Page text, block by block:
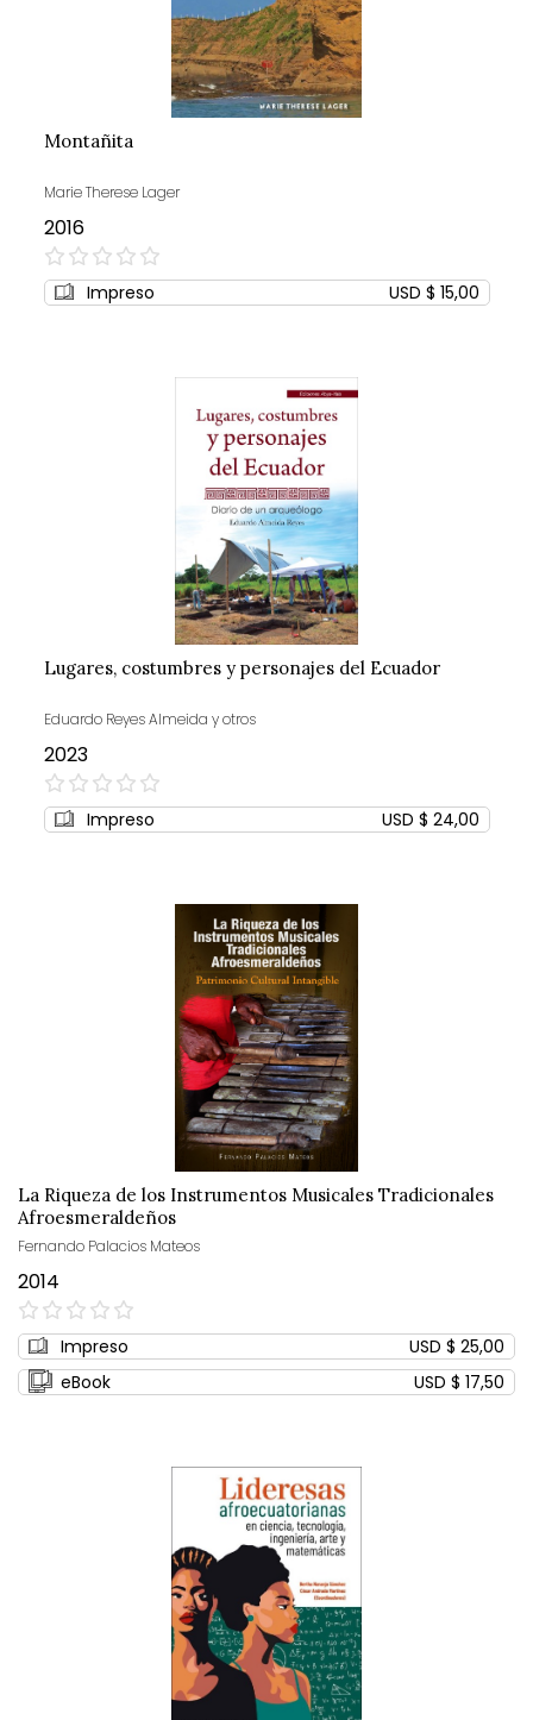
Montañita
Marie Therese Lager
2016
0%
Impreso USD $ 15,00
Lugares, costumbres y personajes del Ecuador
Eduardo Reyes Almeida y otros
2023
0%
Impreso USD $ 24,00
La Riqueza de los Instrumentos Musicales Tradicionales
Afroesmeraldeños
Fernando Palacios Mateos
2014
0%
Impreso
USD $ 25,00
eBook
USD $ 17,50